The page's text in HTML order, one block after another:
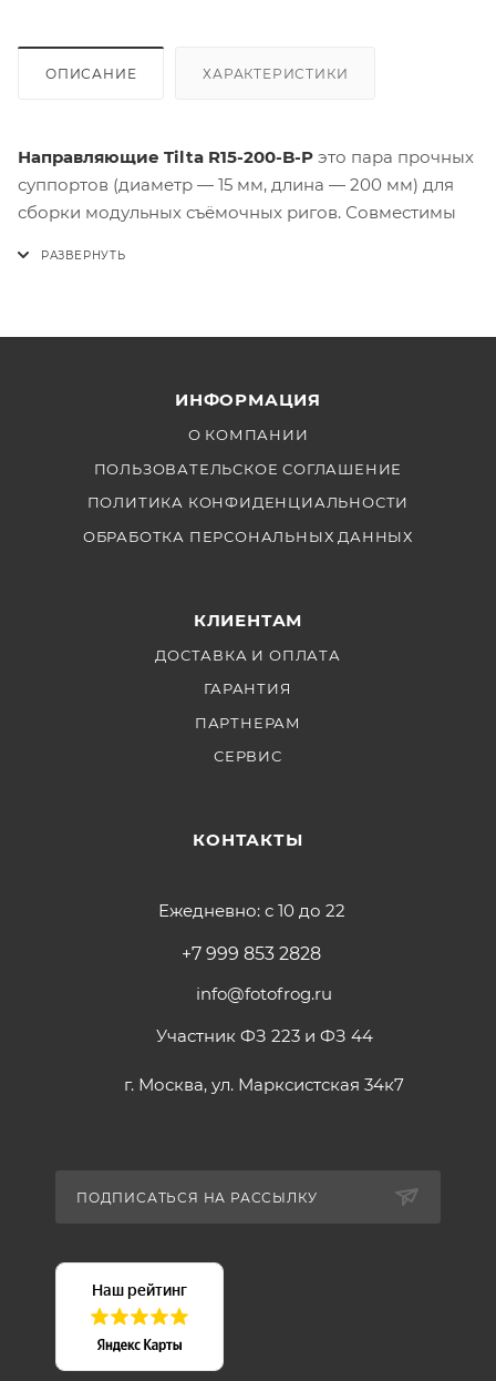
ОПИСАНИЕ ХАРАКТЕРИСТИКИ
Направляющие Tilta R15-200-B-P это пара прочных
суппортов (диаметр — 15 мм, длина — 200 мм) для
сборки модульных съёмочных ригов. Совместимы
размер и небольшой вес. Не требуют обслуживания,
устойчивы к перепадам температур и влажности.
Комплектация
Направляющие 15 мм × 200 мм (чёрные) — 2 шт.
ИНФОРМАЦИЯ
О КОМПАНИИ
ПОЛЬЗОВАТЕЛЬСКОЕ СОГЛАШЕНИЕ
ПОЛИТИКА КОНФИДЕНЦИАЛЬНОСТИ
ОБРАБОТКА ПЕРСОНАЛЬНЫХ ДАННЫХ
КЛИЕНТАМ
ДОСТАВКА И ОПЛАТА
ГАРАНТИЯ
ПАРТНЕРАМ
СЕРВИС
КОНТАКТЫ
Ежедневно: с 10 до 22
+7 999 853 2828
info@fotofrog.ru
Участник ФЗ 223 и ФЗ 44
г. Москва, ул. Марксистская 34к7
ПОДПИСАТЬСЯ НА РАССЫЛКУ